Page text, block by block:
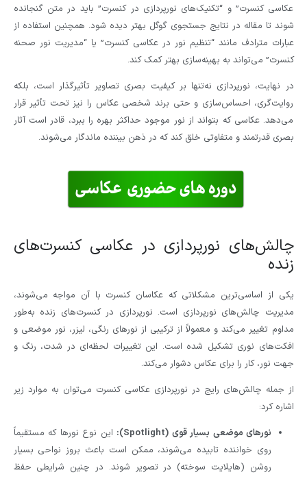
عکاسی کنسرت” و “تکنیک‌های نورپردازی در کنسرت” باید در متن گنجانده
شوند تا مقاله در نتایج جستجوی گوگل بهتر دیده شود. همچنین استفاده از
عبارات مترادف مانند “تنظیم نور در عکاسی کنسرت” یا “مدیریت نور صحنه
کنسرت” می‌تواند به بهینه‌سازی بهتر کمک کند.
در نهایت، نورپردازی نه‌تنها بر کیفیت بصری تصاویر تأثیرگذار است، بلکه
روایت‌گری، احساس‌سازی و حتی برند شخصی عکاس را نیز تحت تأثیر قرار
می‌دهد. عکاسی که بتواند از نور موجود حداکثر بهره را ببرد، قادر است آثار
بصری قدرتمند و متفاوتی خلق کند که در ذهن بیننده ماندگار می‌شوند.
چالش‌های نورپردازی در عکاسی کنسرت‌های
زنده
یکی از اساسی‌ترین مشکلاتی که عکاسان کنسرت با آن مواجه می‌شوند،
مدیریت چالش‌های نورپردازی است. نورپردازی در کنسرت‌های زنده به‌طور
مداوم تغییر می‌کند و معمولاً از ترکیبی از نورهای رنگی، لیزر، نور موضعی و
افکت‌های نوری تشکیل شده است. این تغییرات لحظه‌ای در شدت، رنگ و
جهت نور، کار را برای عکاس دشوار می‌کند.
از جمله چالش‌های رایج در نورپردازی عکاسی کنسرت می‌توان به موارد زیر
اشاره کرد:
نورهای موضعی بسیار قوی (Spotlight):
این نوع نورها که مستقیماً
روی خواننده تابیده می‌شوند، ممکن است باعث بروز نواحی بسیار
روشن (هایلایت سوخته) در تصویر شوند. در چنین شرایطی حفظ